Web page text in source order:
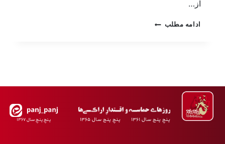
از…
ادامه مطلب
پـنجِ پنـج سـال ۱۳۶۱ پـنجِ پنـج سـال ۱۳۶۵ پـنجِ پنـجِ سـال ۱۳۶۷